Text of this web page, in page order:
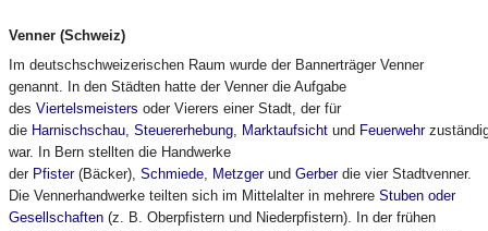
Venner (Schweiz)
Im deutschschweizerischen Raum wurde der Bannerträger Venner
genannt. In den Städten hatte der Venner die Aufgabe
des Viertelsmeisters oder Vierers einer Stadt, der für
die Harnischschau Steuererhebung Marktaufsicht und Feuerwehr
war. In Bern stellten die Handwerke
der Pfister(Bäcker), Schmiede Metzgerund Gerberdie vier Stadtvenner.
Die Vennerhandwerke teilten sich im Mittelalter in mehrere Stuben oder
Gesellschaften (z. B. Oberpfistern und Niederpfistern). In der frühen